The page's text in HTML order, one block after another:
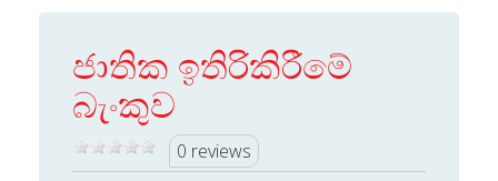
ජාතික ඉතිරිකිරීමේ
බැංකුව
0 reviews